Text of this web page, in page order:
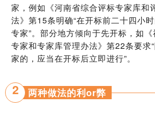
家，例如《河南省综合评标专家库和
法》第15条明确“在开标前二十四小
专家”。部分地方倾向于先开标，如
专家和专家库管理办法》第22条要求
家的，应当在开标后立即进行”。
2 两种做法的利or弊